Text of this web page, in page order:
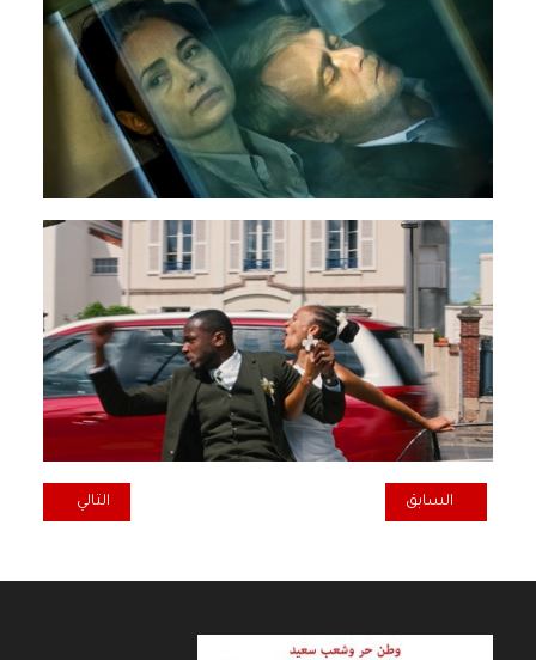
المقال السابق: همسـة الى جسـر دلال
السابق المقال التالي:
التالي